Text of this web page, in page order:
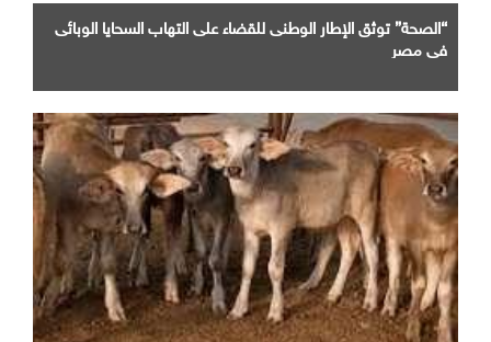
“الصحة” توثق الإطار الوطنى للقضاء على التهاب السحايا الوبائى
فى مصر